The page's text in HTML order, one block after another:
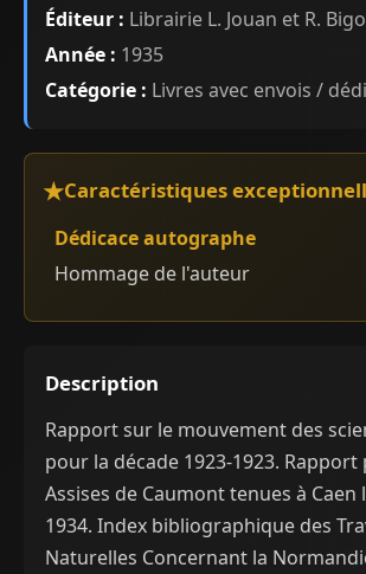
Éditeur : Librairie L. Jouan et R.
Année : 1935
Catégorie : Livres avec envois /
Caractéristiques
Dédicace autographe
Hommage de l'auteur
Description
Rapport sur le mouvement des
pour la décade 1923-1923.
Assises de Caumont tenues à Caen
1934. Index bibliographique des
Naturelles Concernant la